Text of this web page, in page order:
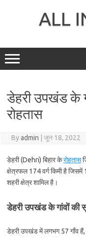
ALL
डेहरी उपखंड के
रोहतास
Byadmin जून 18, 2022
डेहरी (Dehri) बिहार केरोहतास
क्षेत्रफल 174 वर्ग किमी है जिसमें
शहरी क्षेत्र शामिल है।
डेहरी उपखंड के गांवों
डेहरी उपखंड में लगभग 57 गाँव